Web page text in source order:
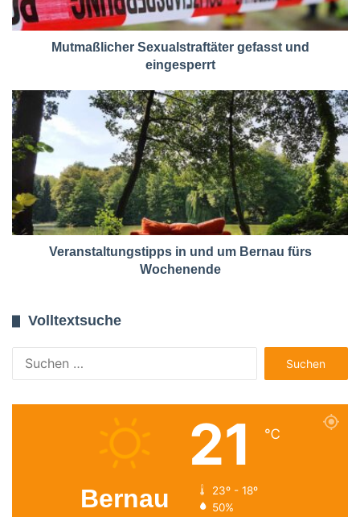
Mutmaßlicher Sexualstraftäter gefasst und
eingesperrt
Veranstaltungstipps in und um Bernau fürs
Wochenende
Volltextsuche
nach:
Bernau
21 ℃
23º - 18º
50%